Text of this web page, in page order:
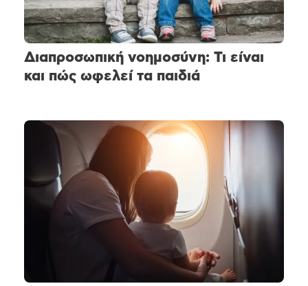
Διαπροσωπική νοημοσύνη: Τι είναι
και πώς ωφελεί τα παιδιά